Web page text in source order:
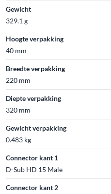
Gewicht
329.1 g
Hoogte verpakking
40 mm
Breedte verpakking
220 mm
Diepte verpakking
320 mm
Gewicht verpakking
0.483 kg
Connector kant 1
D-Sub HD 15 Male
Connector kant 2